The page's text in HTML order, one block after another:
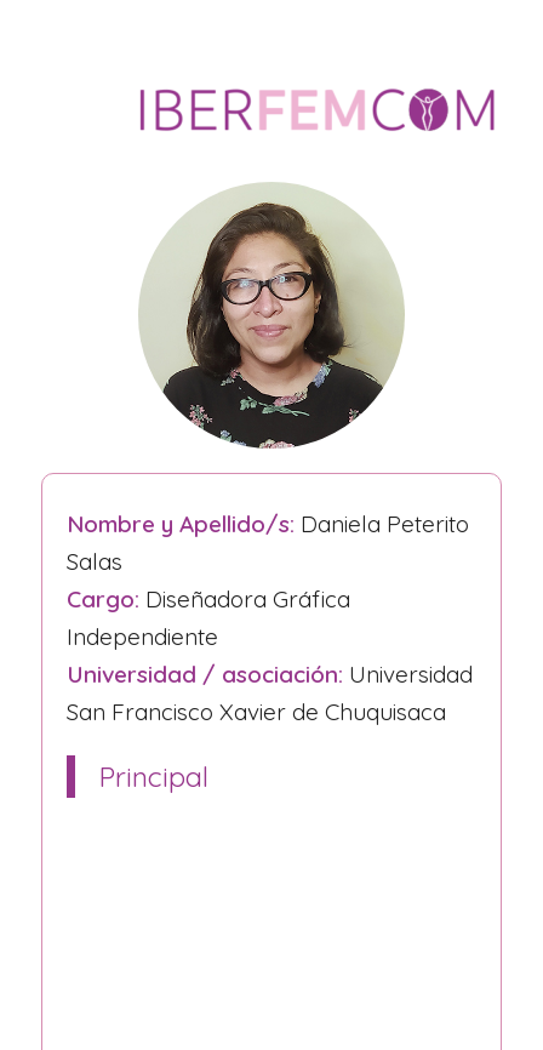
Nombre y Apellido/s: Daniela Peterito
Salas
Cargo: Diseñadora Gráfica
Independiente
Universidad / asociación: Universidad
San Francisco Xavier de Chuquisaca
Principal